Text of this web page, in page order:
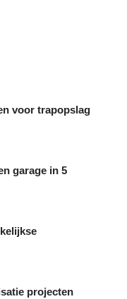
voor trapopslag
garage in 5
projecten